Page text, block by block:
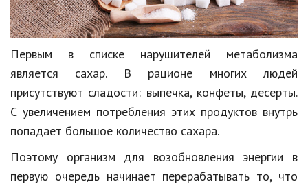
Бизнес
Хобби и развлечения
Финансы
Юриспруденция
Природа
Наука и технологии
Первым в списке нарушителей метаболизма
является сахар. В рационе многих людей
присутствуют сладости: выпечка, конфеты, десерты.
С увеличением потребления этих продуктов внутрь
попадает большое количество сахара.
Поэтому организм для возобновления энергии в
первую очередь начинает перерабатывать то, что